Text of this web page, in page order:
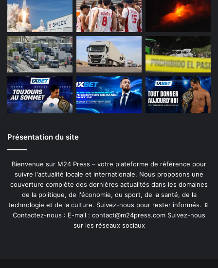
Présentation du site
Bienvenue sur M24 Press – votre plateforme de référence pour
suivre l'actualité locale et internationale. Nous proposons une
couverture complète des dernières actualités dans les domaines
de la politique, de l'économie, du sport, de la santé, de la
technologie et de la culture. Suivez-nous pour rester informés. 📱
Contactez-nous : E-mail : contact@m24press.com Suivez-nous
sur les réseaux sociaux